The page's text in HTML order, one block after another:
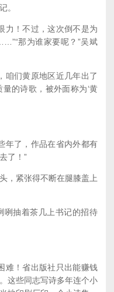
。
力！不过，这次倒不是为
那为谁家要呢？”吴斌
咱们黄原地区近几年出了
的诗歌，被外面称为‘黄
年了，作品在省内外都有
了！”
，紧张得不断在腿膝盖上
咧抽着茶几上书记的招待
难！省出版社只出能赚钱
这些同志写诗多年连个小